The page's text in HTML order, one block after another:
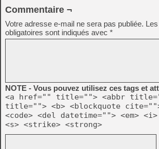
Commentaire ¬
Votre adresse e-mail ne sera pas publiée.
obligatoires sont indiqués avec *
NOTE - Vous pouvez utilisez ces tags et
<a href="" title=""> <abbr
title=""> <b> <blockquote
<code> <del datetime=""> <em>
<s> <strike> <strong>